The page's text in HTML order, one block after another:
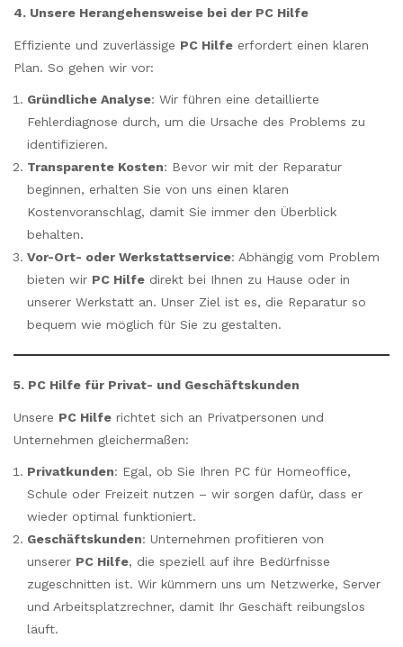
4. Unsere Herangehensweise bei der PC Hilfe
Effiziente und zuverlässige PC Hilfe erfordert einen klaren
Plan. So gehen wir vor:
Gründliche Analyse: Wir führen eine detaillierte
Fehlerdiagnose durch, um die Ursache des Problems zu
identifizieren.
Transparente Kosten: Bevor wir mit der Reparatur
beginnen, erhalten Sie von uns einen klaren
Kostenvoranschlag, damit Sie immer den Überblick
behalten.
Vor-Ort- oder Werkstattservice: Abhängig vom Problem
bieten wir PC Hilfe direkt bei Ihnen zu Hause oder in
unserer Werkstatt an. Unser Ziel ist es, die Reparatur so
bequem wie möglich für Sie zu gestalten.
5. PC Hilfe für Privat- und Geschäftskunden
Unsere PC Hilfe richtet sich an Privatpersonen und
Unternehmen gleichermaßen:
Privatkunden: Egal, ob Sie Ihren PC für Homeoffice,
Schule oder Freizeit nutzen – wir sorgen dafür, dass er
wieder optimal funktioniert.
Geschäftskunden: Unternehmen profitieren von
unserer PC Hilfe, die speziell auf ihre Bedürfnisse
zugeschnitten ist. Wir kümmern uns um Netzwerke, Server
und Arbeitsplatzrechner, damit Ihr Geschäft reibungslos
läuft.